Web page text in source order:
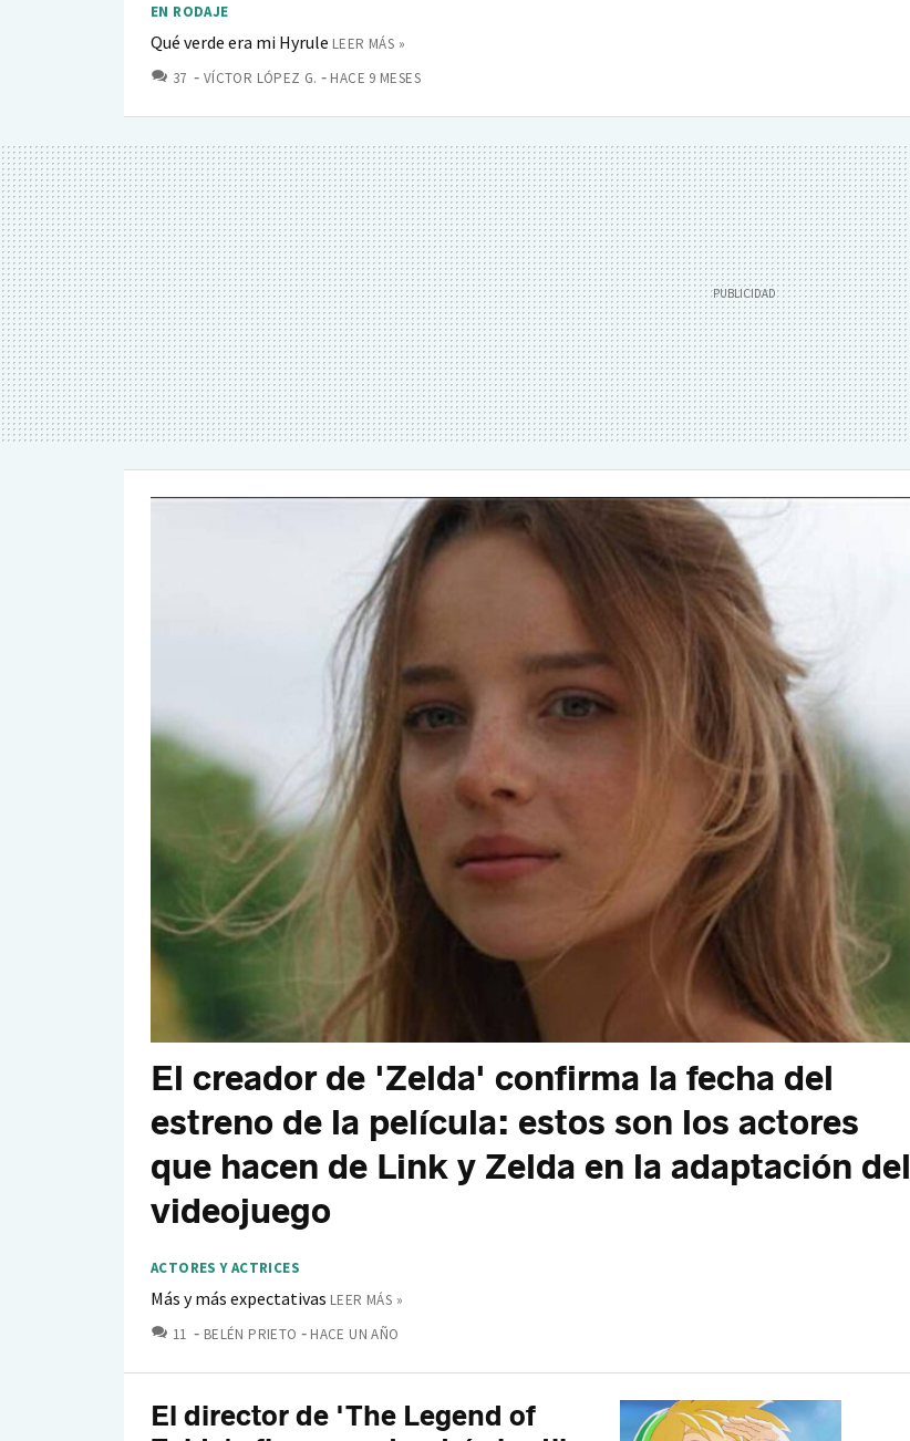
EN RODAJE
Qué verde era mi Hyrule LEER MÁS »
37 COMENTARIOS
VÍCTOR LÓPEZ G. HACE 9 MESES
El creador de 'Zelda' confirma la fecha del
estreno de la película: estos son los actores
que hacen de Link y Zelda en la adaptación del
videojuego
ACTORES Y ACTRICES
Más y más expectativas LEER MÁS »
11 COMENTARIOS
BELÉN PRIETO HACE UN AÑO
El director de 'The Legend of